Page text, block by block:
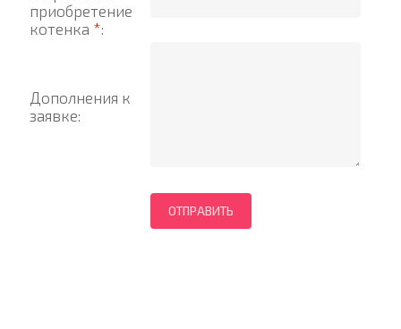
приобретение
котенка *:
Дополнения к
заявке: